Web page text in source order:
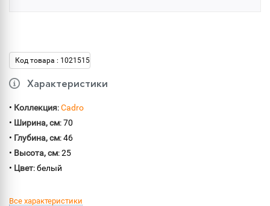
Код товара : 1021515
Характеристики
• Коллекция:Cadro
• Ширина, см: 70
• Глубина, см: 46
• Высота, см: 25
• Цвет: белый
Все характеристики